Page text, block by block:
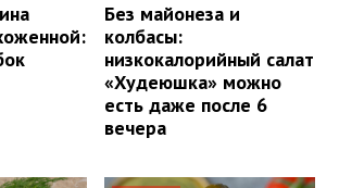
Без майонеза и
колбасы:
низкокалорийный салат
«Худеюшка» можно
есть даже после 6
вечера